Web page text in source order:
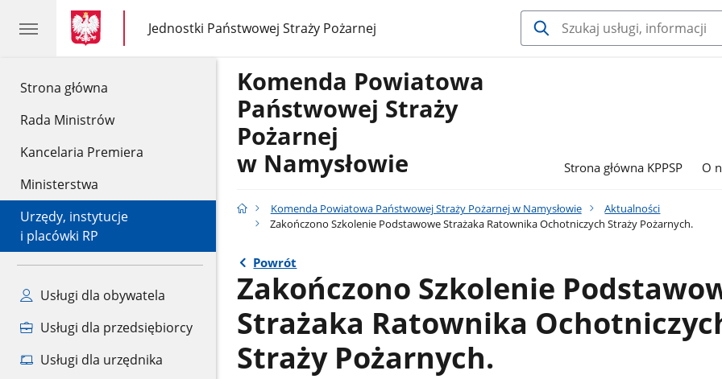
Strona główna
Rada Ministrów
Kancelaria Premiera
Ministerstwa
Urzędy, instytucje
i placówki RP
Usługi dla obywatela
Usługi dla przedsiębiorcy
Usługi dla urzędnika
gov.pl
gov.pl
Jednostki Państwowej Straży Pożarnej
gov.pl
Jednostki
Państwowej
Komenda Powiatowa
Państwowej Straży
Pożarnej
w Namysłowie
Strona główna KPPSP O
Komenda Powiatowa Państwowej Straży Pożarnej w Namysłowie
Aktualności
Zakończono Szkolenie Podstawowe Strażaka Ratownika Ochotniczych Straży Pożarnych.
Powrót
Zakończono Szkolenie
Strażaka Ratownika
Straży Pożarnych.